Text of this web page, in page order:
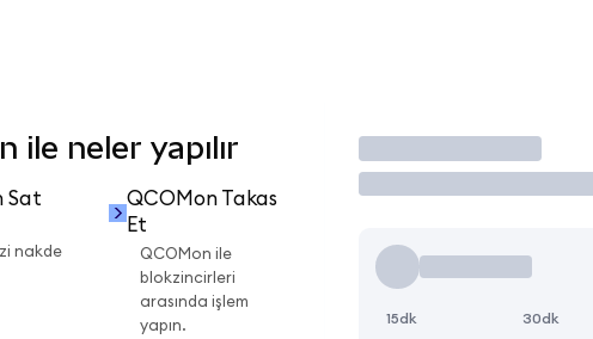
ile neler yapılır
Sat
nakde
QCOMon Takas
Et
QCOMon ile
blokzincirleri
arasında işlem
yapın.
İşlem Yap
15dk 30dk